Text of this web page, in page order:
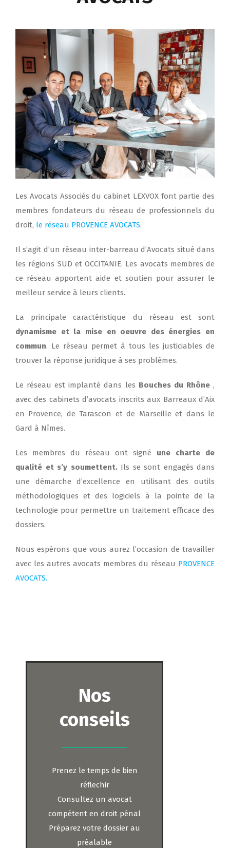
Les Avocats Associés du cabinet LEXVOX font partie des
membres fondateurs du réseau de professionnels du
droit, le réseau PROVENCE AVOCATS.
Il s’agit d’un réseau inter-barreau d’Avocats situé dans
les régions SUD et OCCITANIE. Les avocats membres de
ce réseau apportent aide et soutien pour assurer le
meilleur service à leurs clients.
La principale caractéristique du réseau est sont
dynamisme et la mise en oeuvre des énergies en
commun. Le réseau permet à tous les justiciables de
trouver la réponse juridique à ses problèmes.
Le réseau est implanté dans les Bouches du Rhône,
avec des cabinets d’avocats inscrits aux Barreaux d’Aix
en Provence, de Tarascon et de Marseille et dans le
Gard à Nîmes.
Les membres du réseau ont signé une charte de
qualité et s’y soumettent. Ils se sont engagés dans
une démarche d’excellence en utilisant des outils
méthodologiques et des logiciels à la pointe de la
technologie pour permettre un traitement efficace des
dossiers.
Nous espérons que vous aurez l’occasion de travailler
avec les autres avocats membres du réseau PROVENCE
AVOCATS.
Nos
conseils
Prenez le temps de bien
réflechir
Consultez un avocat
compétent en droit pénal
Préparez votre dossier au
préalable